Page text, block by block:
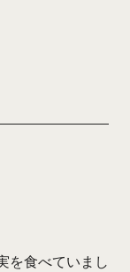
を食べていまし